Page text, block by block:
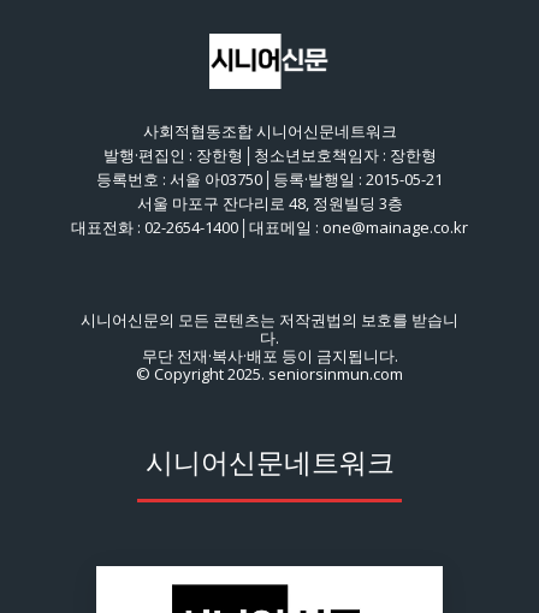
사회적협동조합 시니어신문네트워크
발행·편집인 : 장한형│청소년보호책임자 : 장한형
등록번호 : 서울 아03750│등록·발행일 : 2015-05-21
서울 마포구 잔다리로 48, 정원빌딩 3층
대표전화 : 02-2654-1400│대표메일 : one@mainage.co.kr
시니어신문의 모든 콘텐츠는 저작권법의 보호를 받습니
다.
무단 전재·복사·배포 등이 금지됩니다.
© Copyright 2025. seniorsinmun.com
시니어신문네트워크